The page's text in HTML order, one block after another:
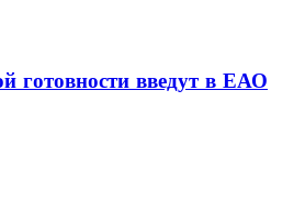
готовности введут в ЕАО